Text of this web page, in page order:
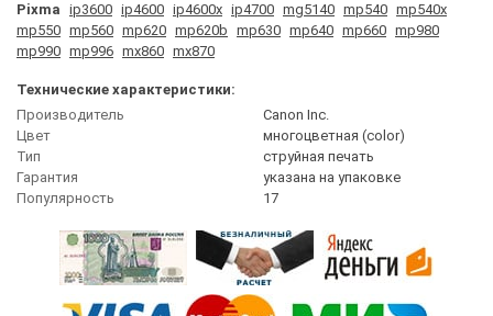
Pixma ip3600 ip4600 ip4600x ip4700 mg5140 mp540 mp540x
mp550 mp560 mp620 mp620b mp630 mp640 mp660 mp980
mp990 mp996 mx860 mx870
Технические характеристики:
Производитель
Canon Inc.
Цвет
многоцветная (сolor)
Тип
струйная печать
Гарантия
указана на упаковке
Популярность
17